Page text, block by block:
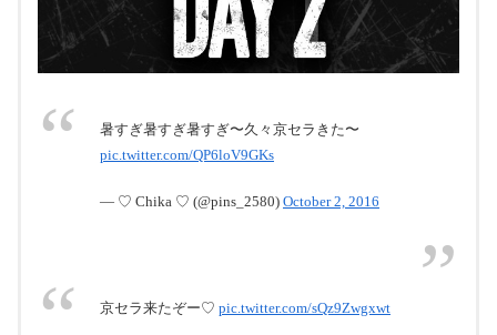
暑すぎ暑すぎ暑すぎ〜久々京セラきた〜
pic.twitter.com/QP6loV9GKs
— ♡ Chika ♡ (@pins_2580) October 2, 2016
京セラ来たぞー♡ pic.twitter.com/sQz9Zwgxwt